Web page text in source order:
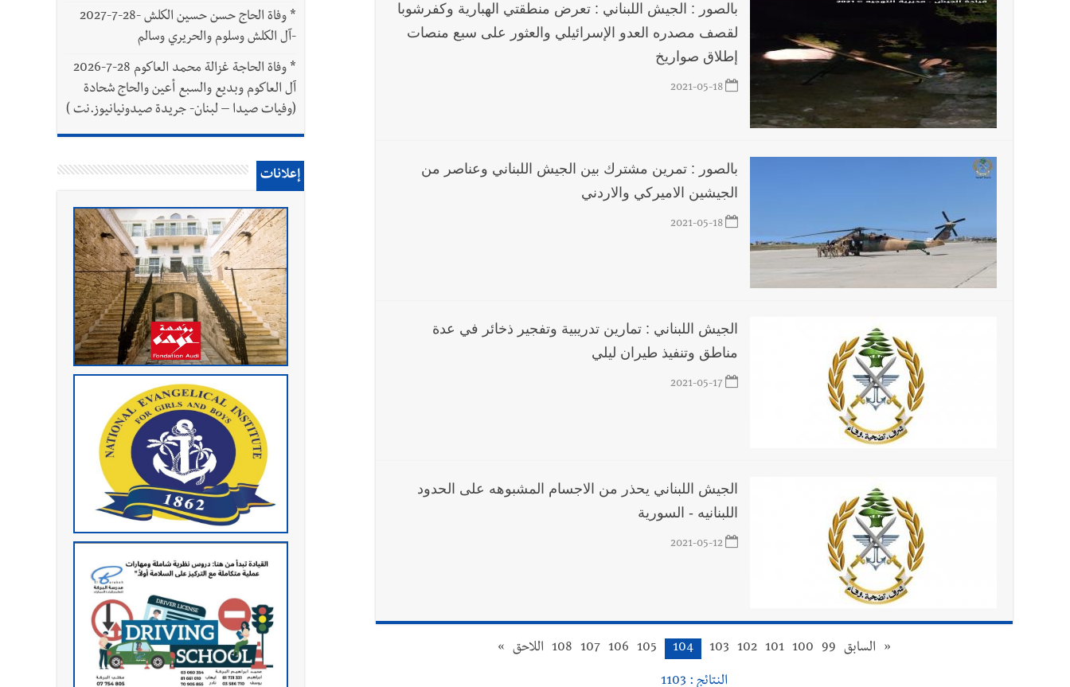
بالصور : الجيش اللبناني : تعرض منطقتي الهبارية وكفرشوبا
لقصف مصدره العدو الإسرائيلي والعثور على سبع منصات
إطلاق صواريخ
2021-05-18
بالصور : تمرين مشترك بين الجيش اللبناني وعناصر من
الجيشين الاميركي والاردني
2021-05-18
الجيش اللبناني : تمارين تدريبية وتفجير ذخائر في عدة
مناطق وتنفيذ طيران ليلي
2021-05-17
الجيش اللبناني يحذر من الاجسام المشبوهه على الحدود
اللبنانيه - السورية
2021-05-12
« السابق 99
100
101
102
103
104
105
106
107
108 اللاحق »
النتائج : 1103
*
وفاة الحاج حسن حسين الكلش -28-7-2027
-آل الكلش وسلوم والحريري وسالم
*
وفاة الحاجة غزالة محمد العاكوم 28-7-2026
آل العاكوم وبديع والسبع أعين والحاج شحادة
(وفيات صيدا – لبنان- جريدة صيدونيانيوز.نت )
إعلانات